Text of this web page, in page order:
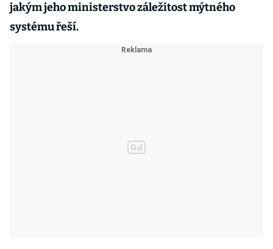
jakým jeho ministerstvo záležitost mýtného
systému řeší.